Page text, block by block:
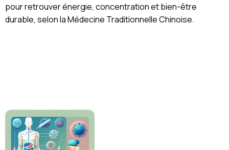
pour retrouver énergie, concentration et bien-être
durable, selon la Médecine Traditionnelle Chinoise.